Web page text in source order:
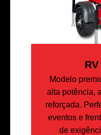
Modelo
alta potência,
reforçada.
eventos e
de